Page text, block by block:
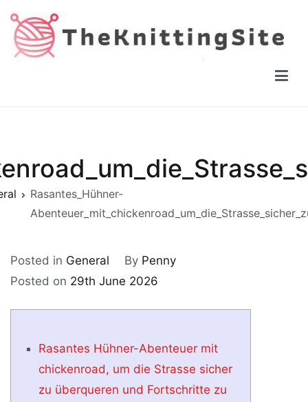
Skip
content
Rasantes_Hühner-
Posted in General By Penny
Posted on 29th June 2026
Rasantes Hühner-Abenteuer mit
chickenroad, um die Strasse sicher
zu überqueren und Fortschritte zu